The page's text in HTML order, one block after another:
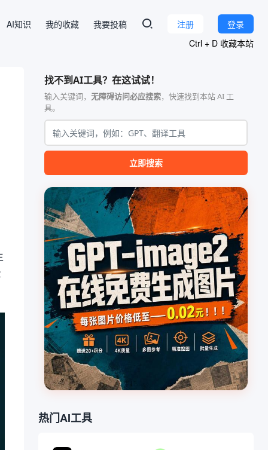
登录
注册
AI知识 我的收藏
我要投稿
Ctrl + D 收藏本站
找不到AI工具？在这试试！
输入关键词， 无障碍访问必应搜索，快速找到本站 AI 工
具。
立即搜索
热门AI工具